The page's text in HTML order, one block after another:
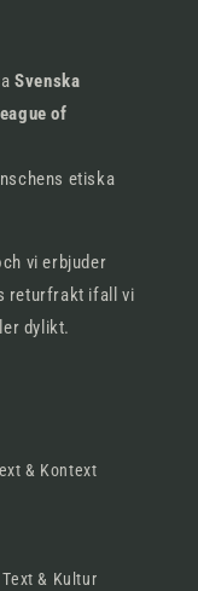
Svenska
of
etiska
vi erbjuder
returfrakt ifall vi
dylikt.
& Kontext
& Kultur